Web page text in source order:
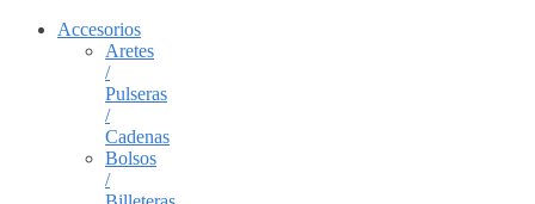
Accesorios
Aretes
/
Pulseras
/
Cadenas
Bolsos
/